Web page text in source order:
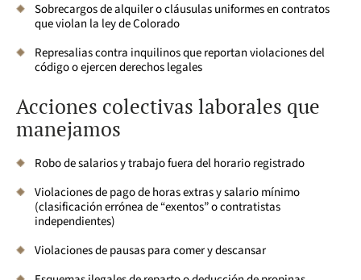
Sobrecargos de alquiler o cláusulas uniformes en contratos
que violan la ley de Colorado
Represalias contra inquilinos que reportan violaciones del
código o ejercen derechos legales
Acciones colectivas laborales que
manejamos
Robo de salarios y trabajo fuera del horario registrado
Violaciones de pago de horas extras y salario mínimo
(clasificación errónea de “exentos” o contratistas
independientes)
Violaciones de pausas para comer y descansar